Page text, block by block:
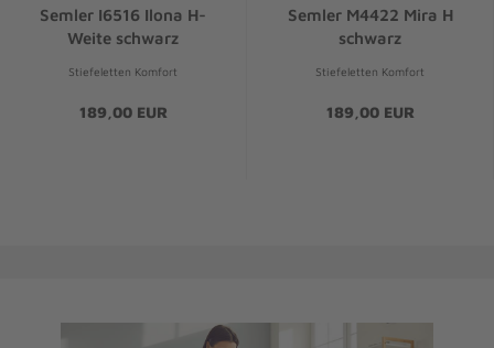
Semler I6516 Ilona H-
Weite schwarz
Stiefeletten Komfort
189,00 EUR
Semler M4422 Mira H
schwarz
Stiefeletten Komfort
189,00 EUR